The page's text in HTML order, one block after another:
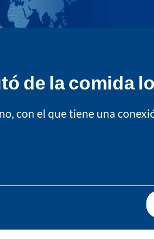
de la comida
con el que tiene una